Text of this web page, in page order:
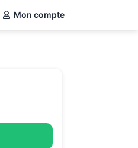
Mon compte